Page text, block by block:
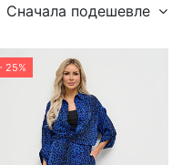
Сначала подешевле
- 25%